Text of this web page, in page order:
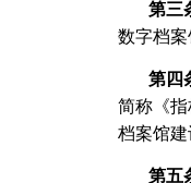
第三
数字档案
第四
简称《
档案馆建
第五